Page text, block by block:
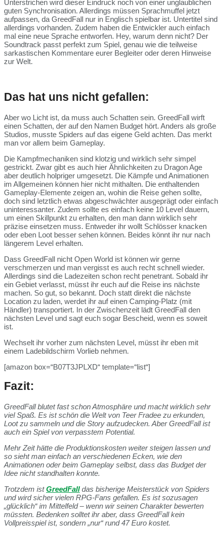
Unterstrichen wird dieser Eindruck noch von einer unglaublichen
guten Synchronisation. Allerdings müssen Sprachmuffel jetzt
aufpassen, da GreedFall nur in Englisch spielbar ist. Untertitel sind
allerdings vorhanden. Zudem haben die Entwickler auch einfach
mal eine neue Sprache entworfen. Hey, warum denn nicht? Der
Soundtrack passt perfekt zum Spiel, genau wie die teilweise
sarkastischen Kommentare eurer Begleiter oder deren Hinweise
zur Welt.
Das hat uns nicht gefallen:
Aber wo Licht ist, da muss auch Schatten sein. GreedFall wirft
einen Schatten, der auf den Namen Budget hört. Anders als große
Studios, musste Spiders auf das eigene Geld achten. Das merkt
man vor allem beim Gameplay.
Die Kampfmechaniken sind klotzig und wirklich sehr simpel
gestrickt. Zwar gibt es auch hier Ähnlichkeiten zu Dragon Age
aber deutlich holpriger umgesetzt. Die Kämpfe und Animationen
im Allgemeinen können hier nicht mithalten. Die enthaltenden
Gameplay-Elemente zeigen an, wohin die Reise gehen sollte,
doch sind letztlich etwas abgeschwächter ausgeprägt oder einfach
uninteressanter. Zudem sollte es einfach keine 10 Level dauern,
um einen Skillpunkt zu erhalten, den man dann wirklich sehr
präzise einsetzen muss. Entweder ihr wollt Schlösser knacken
oder eben Loot besser sehen können. Beides könnt ihr nur nach
längerem Level erhalten.
Dass GreedFall nicht Open World ist können wir gerne
verschmerzen und man vergisst es auch recht schnell wieder.
Allerdings sind die Ladezeiten schon recht penetrant. Sobald ihr
ein Gebiet verlasst, müsst ihr euch auf die Reise ins nächste
machen. So gut, so bekannt. Doch statt direkt die nächste
Location zu laden, werdet ihr auf einen Camping-Platz (mit
Händler) transportiert. In der Zwischenzeit lädt GreedFall den
nächsten Level und sagt euch sogar Bescheid, wenn es soweit
ist.
Wechselt ihr vorher zum nächsten Level, müsst ihr eben mit
einem Ladebildschirm Vorlieb nehmen.
[amazon box=“B07T3JPLXD“ template=“list“]
Fazit:
GreedFall blutet fast schon Atmosphäre und macht wirklich sehr
viel Spaß. Es ist schön die Welt von Teer Fradee zu erkunden,
Loot zu sammeln und die Story aufzudecken. Aber GreedFall ist
auch ein Spiel von verpasstem Potential.
Mehr Zeit hätte die Produktionskosten weiter steigen lassen und
so sieht man einfach an verschiedenen Ecken, wie den
Animationen oder beim Gameplay selbst, dass das Budget der
Idee nicht standhalten konnte.
Trotzdem istGreedFalldas bisherige Meisterstück von Spiders
und wird sicher vielen RPG-Fans gefallen. Es ist sozusagen
„glücklich“ im Mittelfeld – wenn wir seinen Charakter bewerten
müssten. Bedenken solltet ihr aber, dass GreedFall kein
Vollpreisspiel ist, sondern „nur“ rund 47 Euro kostet.